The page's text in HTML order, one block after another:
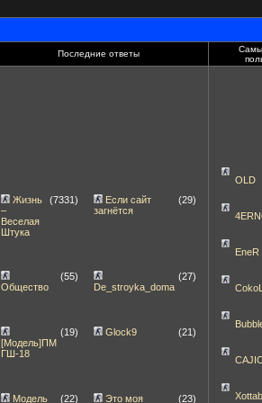
Последние ответы
Жизнь
–
Веселая
Штука
(7331)
Если сайт
загнётся
(29)
Общество
(55)
De_stroyka_doma
(27)
[Модель]ПМ
ГШ-18
(19) Glock9 (21)
Модель
(22)
Это моя
(23)
OLD
EneR